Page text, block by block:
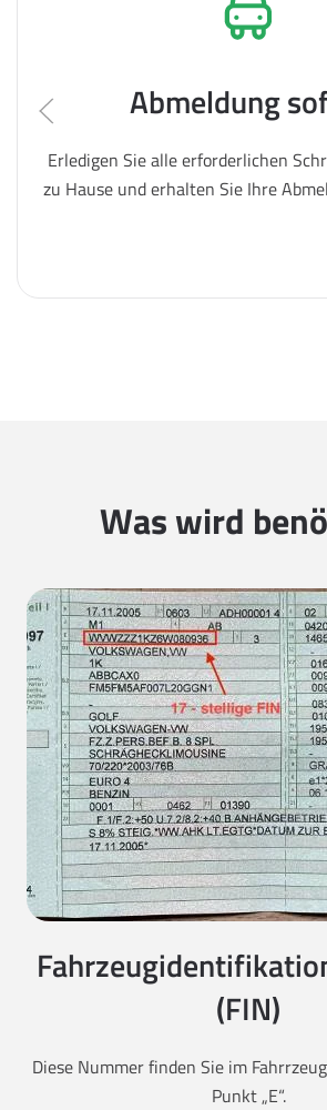
Abmeldung
Erledigen Sie alle erforderlichen
zu Hause und erhalten Sie Ihre
Was wird
(FIN)
Diese Nummer finden Sie im
Punkt „E“.